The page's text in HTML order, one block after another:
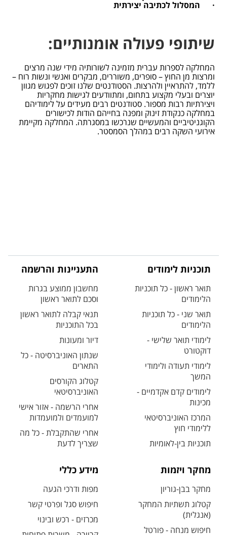
·
המסלול לכתיבה יצירתית
שיתופי פעולה אומנותיים:
המחלקה לספרות עברית מזמינה לשורותיה מידי שנה מרצים
ומרצות מן החוץ – סופרים, משוררים, מבקרים ואנשי ונשות רוח –
ללמד, להתראיין ולהרצות. הסטודנטים שלנו זוכים לפגוש מגוון
יוצרים ובעלי מקצוע בתחום, ומתוודעים לגישות מחקריות
ויצירתיות רבות מספור. סטודנטים רבים מעידים על לימודיהם
במחלקה כנקודת זינוק ומפנה בחייהם הודות לכישורים
הקוגניטיביים והמעשיים שנרכשו במסגרתה. המחלקה מקיימת
אירועי השקה רבים במהלך הסמסטר.
תוכניות לימודים
תואר ראשון - כל תוכניות
הלימודים
תואר שני - כל תוכניות
הלימודים
לימודי תואר שלישי -
דוקטורט
לימודי תעודה ולימודי
המשך
לימודים קדם אקדמיים -
מכינות
המרכז האוניברסיטאי
ללימודי חוץ
תוכניות בין-לאומיות
התעניינות והרשמה
מחשבון ממוצע בגרות
וסכם לתואר ראשון
תנאי קבלה לתואר ראשון
בכל התוכניות
דיור ומעונות
שנתון האוניברסיטה - כל
התארים
קטלוג הקורסים
האוניברסיטאי
אחרי הרשמה - אזור אישי
למועמדים ולמועמדות
אחרי שהתקבלת - כל מה
שצריך לדעת
מחקר ויזמות
מחקר בבן-גוריון
קטלוג תשתיות המחקר
(אנגלית)
חיפוש מנחה - פורטל
מידע כללי
מפות ודרכי הגעה
חיפוש סגל ופרטי קשר
מכרזים - רכש ובינוי